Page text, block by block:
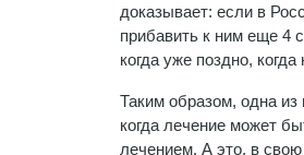
доказывает: если в
прибавить к ним еще 4
когда уже поздно,
Таким образом, одна из
когда лечение может
лечением. А это, в свою